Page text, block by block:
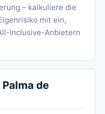
– kalkuliere die
mit ein,
Inclusive-Anbietern
de